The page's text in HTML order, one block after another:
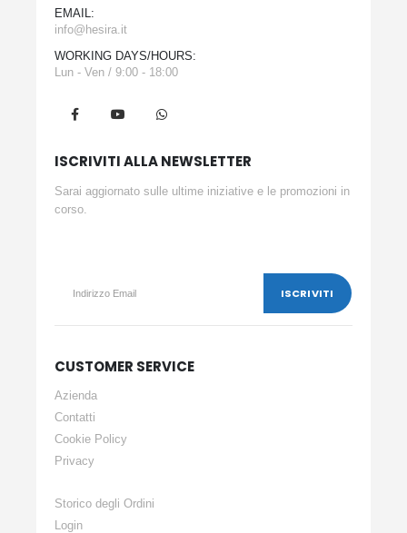
EMAIL:
info@hesira.it
WORKING DAYS/HOURS:
Lun - Ven / 9:00 - 18:00
ISCRIVITI ALLA NEWSLETTER
Sarai aggiornato sulle ultime iniziative e le promozioni in
corso.
CUSTOMER SERVICE
Azienda
Contatti
Cookie Policy
Privacy
Storico degli Ordini
Login